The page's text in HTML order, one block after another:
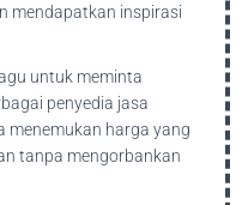
mendapatkan inspirasi
untuk meminta
penyedia jasa
menemukan harga yang
tanpa mengorbankan